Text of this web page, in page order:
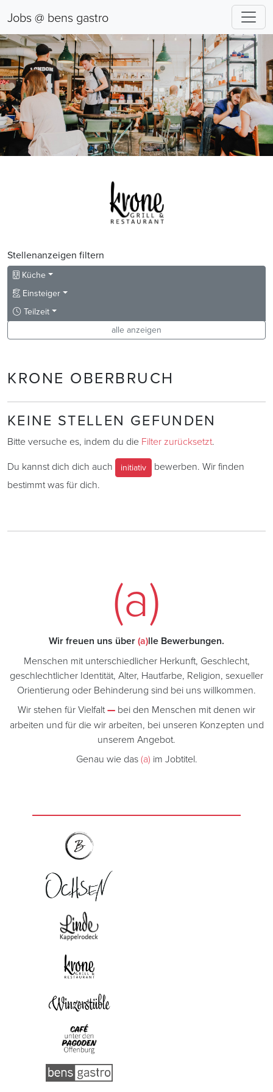
Jobs @ bens gastro
Stellenanzeigen filtern
Küche
Einsteiger
Teilzeit
alle anzeigen
KRONE OBERBRUCH
KEINE STELLEN GEFUNDEN
Bitte versuche es, indem du die Filter zurücksetzt.
Du kannst dich dich auch
initiativ
bewerben. Wir finden
bestimmt was für dich.
(a)
Wir freuen uns über(a)lle Bewerbungen.
Menschen mit unterschiedlicher Herkunft, Geschlecht,
geschlechtlicher Identität, Alter, Hautfarbe, Religion, sexueller
Orientierung oder Behinderung sind bei uns willkommen.
Wir stehen für Vielfalt— bei den Menschen mit denen wir
arbeiten und für die wir arbeiten, bei unseren Konzepten und
unserem Angebot.
Genau wie das(a) im Jobtitel.